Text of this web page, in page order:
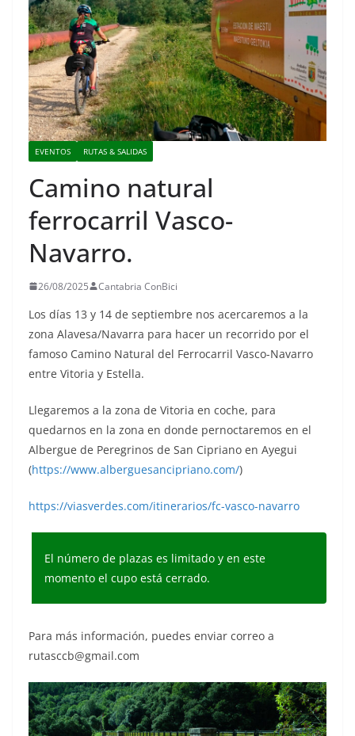
EVENTOS RUTAS & SALIDAS
Camino natural
ferrocarril Vasco-
Navarro.
26/08/2025 Cantabria ConBici
Los días 13 y 14 de septiembre nos acercaremos a la
zona Alavesa/Navarra para hacer un recorrido por el
famoso Camino Natural del Ferrocarril Vasco-Navarro
entre Vitoria y Estella.
Llegaremos a la zona de Vitoria en coche, para
quedarnos en la zona en donde pernoctaremos en el
Albergue de Peregrinos de San Cipriano en Ayegui
(https://www.alberguesancipriano.com/)
https://viasverdes.com/itinerarios/fc-vasco-navarro
El número de plazas es limitado y en este
momento el cupo está cerrado.
Para más información, puedes enviar correo a
rutasccb@gmail.com